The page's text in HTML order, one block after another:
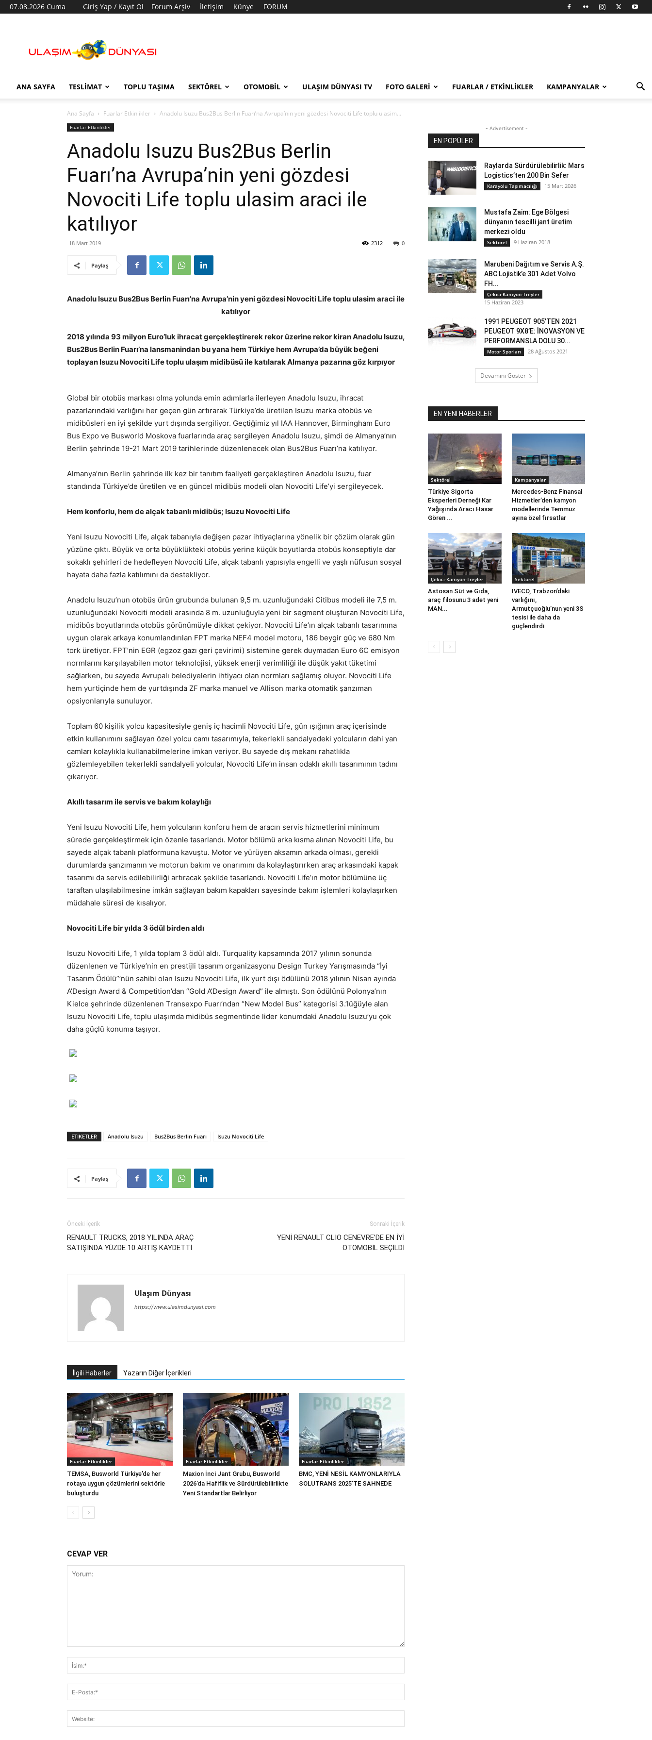
07.08.2026 Cuma Giriş Yap / Kayıt Ol Forum Arşiv İletişim Künye FORUM
Dünyası
ANA SAYFA TESLIMAT TOPLU TAŞIMA SEKTÖREL OTOMOBIL ULAŞIM DÜNYASI TV FOTO GALERI FUARLAR / ETKINLIKLER KAMPANYALAR
Ana Sayfa Fuarlar Etkinlikler Anadolu Isuzu Bus2Bus Berlin Fuarı’na Avrupa’nin yeni gözdesi Novociti Life toplu ulasim...
Fuarlar Etkinlikler
Anadolu Isuzu Bus2Bus Berlin
Fuarı’na Avrupa’nin yeni gözdesi
Novociti Life toplu ulasim araci ile
katılıyor
18 Mart 2019 0
2312
Paylaş
Anadolu Isuzu Bus2Bus Berlin Fuarı’na Avrupa’nin yeni gözdesi Novociti Life toplu ulasim araci ile
katılıyor
2018 yılında 93 milyon Euro’luk ihracat gerçekleştirerek rekor üzerine rekor kiran Anadolu Isuzu,
Bus2Bus Berlin Fuarı’na lansmanindan bu yana hem Türkiye hem Avrupa’da büyük beğeni
toplayan Isuzu Novociti Life toplu ulaşım midibüsü ile katılarak Almanya pazarına göz kırpıyor
Global bir otobüs markası olma yolunda emin adımlarla ilerleyen Anadolu Isuzu, ihracat
pazarlarındaki varlığını her geçen gün artırarak Türkiye’de üretilen Isuzu marka otobüs ve
midibüsleri en iyi şekilde yurt dışında sergiliyor. Geçtiğimiz yıl IAA Hannover, Birmingham Euro
Bus Expo ve Busworld Moskova fuarlarında araç sergileyen Anadolu Isuzu, şimdi de Almanya’nın
Berlin şehrinde 19-21 Mart 2019 tarihlerinde düzenlenecek olan Bus2Bus Fuarı’na katılıyor.
Almanya’nın Berlin şehrinde ilk kez bir tanıtım faaliyeti gerçekleştiren Anadolu Isuzu, fuar
standında Türkiye’de üretilen ve en güncel midibüs modeli olan Novociti Life’yi sergileyecek.
Hem konforlu, hem de alçak tabanlı midibüs; Isuzu Novociti Life
Yeni Isuzu Novociti Life, alçak tabanıyla değişen pazar ihtiyaçlarına yönelik bir çözüm olarak gün
yüzüne çıktı. Büyük ve orta büyüklükteki otobüs yerine küçük boyutlarda otobüs konseptiyle dar
sokaklı şehirleri de hedefleyen Novociti Life, alçak tabanlı yapısıyla engelli ve yaşlı nüfusun sosyal
hayata daha fazla katılımını da destekliyor.
Anadolu Isuzu’nun otobüs ürün grubunda bulunan 9,5 m. uzunluğundaki Citibus modeli ile 7,5 m.
uzunluğundaki Novociti modeli arasında 8 m. uzunluğuyla yeni bir segment oluşturan Novociti Life,
midibüs boyutlarında otobüs görünümüyle dikkat çekiyor. Novociti Life’ın alçak tabanlı tasarımına
uygun olarak arkaya konumlandırılan FPT marka NEF4 model motoru, 186 beygir güç ve 680 Nm
tork üretiyor. FPT’nin EGR (egzoz gazı geri çevirimi) sistemine gerek duymadan Euro 6C emisyon
normlarını karşılayabilen motor teknolojisi, yüksek enerji verimliliği ile düşük yakıt tüketimi
sağlarken, bu sayede Avrupalı belediyelerin ihtiyacı olan normları sağlamış oluyor. Novociti Life
hem yurtiçinde hem de yurtdışında ZF marka manuel ve Allison marka otomatik şanzıman
opsiyonlarıyla sunuluyor.
Toplam 60 kişilik yolcu kapasitesiyle geniş iç hacimli Novociti Life, gün ışığının araç içerisinde
etkin kullanımını sağlayan özel yolcu camı tasarımıyla, tekerlekli sandalyedeki yolcuların dahi yan
camları kolaylıkla kullanabilmelerine imkan veriyor. Bu sayede dış mekanı rahatlıkla
gözlemleyebilen tekerlekli sandalyeli yolcular, Novociti Life’ın insan odaklı akıllı tasarımının tadını
çıkarıyor.
Akıllı tasarım ile servis ve bakım kolaylığı
Yeni Isuzu Novociti Life, hem yolcuların konforu hem de aracın servis hizmetlerini minimum
sürede gerçekleştirmek için özenle tasarlandı. Motor bölümü arka kısma alınan Novociti Life, bu
sayede alçak tabanlı platformuna kavuştu. Motor ve yürüyen aksamın arkada olması, gerekli
durumlarda şanzımanın ve motorun bakım ve onarımını da kolaylaştırırken araç arkasındaki kapak
tasarımı da servis edilebilirliği artıracak şekilde tasarlandı. Novociti Life’ın motor bölümüne üç
taraftan ulaşılabilmesine imkân sağlayan bakım kapakları sayesinde bakım işlemleri kolaylaşırken
müdahale süresi de kısalıyor.
Novociti Life bir yılda 3 ödül birden aldı
Isuzu Novociti Life, 1 yılda toplam 3 ödül aldı. Turquality kapsamında 2017 yılının sonunda
düzenlenen ve Türkiye’nin en prestijli tasarım organizasyonu Design Turkey Yarışmasında “İyi
Tasarım Ödülü”’nün sahibi olan Isuzu Novociti Life, ilk yurt dışı ödülünü 2018 yılının Nisan ayında
A’Design Award & Competition’dan “Gold A’Design Award” ile almıştı. Son ödülünü Polonya’nın
Kielce şehrinde düzenlenen Transexpo Fuarı’ndan “New Model Bus” kategorisi 3.’lüğüyle alan
Isuzu Novociti Life, toplu ulaşımda midibüs segmentinde lider konumdaki Anadolu Isuzu’yu çok
daha güçlü konuma taşıyor.
ETIKETLER Anadolu Isuzu Bus2Bus Berlin Fuarı Isuzu Novociti Life
Paylaş
Önceki İçerik
RENAULT TRUCKS, 2018 YILINDA ARAÇ
SATIŞINDA YÜZDE 10 ARTIŞ KAYDETTİ
Sonraki İçerik
YENİ RENAULT CLIO CENEVRE’DE EN İYİ
OTOMOBİL SEÇİLDİ
Ulaşım Dünyası
https://www.ulasimdunyasi.com
İlgili Haberler Yazarın Diğer İçerikleri
Fuarlar Etkinlikler
TEMSA, Busworld Türkiye’de her
rotaya uygun çözümlerini sektörle
buluşturdu
Fuarlar Etkinlikler
Maxion İnci Jant Grubu, Busworld
2026’da Hafiflik ve Sürdürülebilirlikte
Yeni Standartlar Belirliyor
Fuarlar Etkinlikler
BMC, YENİ NESİL KAMYONLARIYLA
SOLUTRANS 2025’TE SAHNEDE
CEVAP VER
- Advertisement -
EN POPÜLER
Raylarda Sürdürülebilirlik: Mars
Logistics’ten 200 Bin Sefer
Karayolu Taşımacılığı 15 Mart 2026
Mustafa Zaim: Ege Bölgesi
dünyanın tescilli jant üretim
merkezi oldu
Sektörel 9 Haziran 2018
Marubeni Dağıtım ve Servis A.Ş.
ABC Lojistik’e 301 Adet Volvo
FH...
Çekici-Kamyon-Treyler
15 Haziran 2023
1991 PEUGEOT 905’TEN 2021
PEUGEOT 9X8’E: İNOVASYON VE
PERFORMANSLA DOLU 30...
Motor Sporları 28 Ağustos 2021
Devamını Göster
EN YENİ HABERLER
Sektörel
Türkiye Sigorta
Eksperleri Derneği Kar
Yağışında Aracı Hasar
Gören ...
Kampanyalar
Mercedes-Benz Finansal
Hizmetler’den kamyon
modellerinde Temmuz
ayına özel fırsatlar
Çekici-Kamyon-Treyler
Astosan Süt ve Gıda,
araç filosunu 3 adet yeni
MAN...
Sektörel
IVECO, Trabzon’daki
varlığını,
Armutçuoğlu’nun yeni 3S
tesisi ile daha da
güçlendirdi